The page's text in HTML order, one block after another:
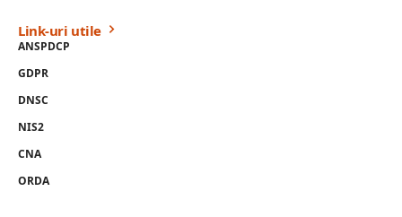
Link-uri utile
ANSPDCP
GDPR
DNSC
NIS2
CNA
ORDA